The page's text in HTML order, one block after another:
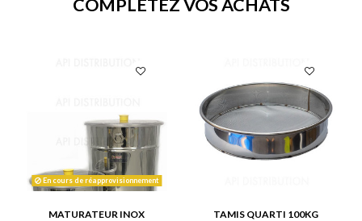
COMPLÉTEZ VOS ACHATS
En cours de réapprovisionnement
MATURATEUR INOX
TAMIS QUARTI 100KG